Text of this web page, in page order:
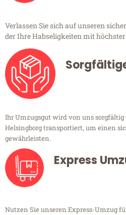
Verlassen Sie sich auf unseren
der Ihre Habseligkeiten mit
Ihr Umzugsgut wird von uns
Helsingborg transportiert, um einen
gewährleisten.
Express
Nutzen Sie unseren Express-Umzug